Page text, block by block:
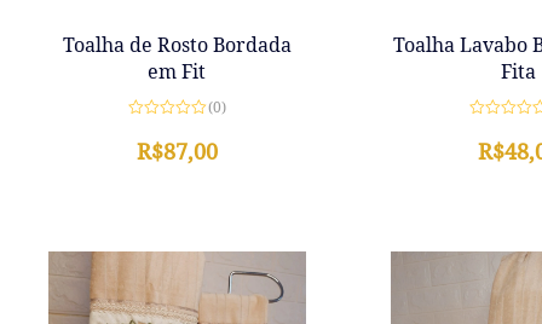
Toalha de Rosto Bordada
em Fit
de
(0)
R$87,00
Toalha Lavabo
Fita
deR$